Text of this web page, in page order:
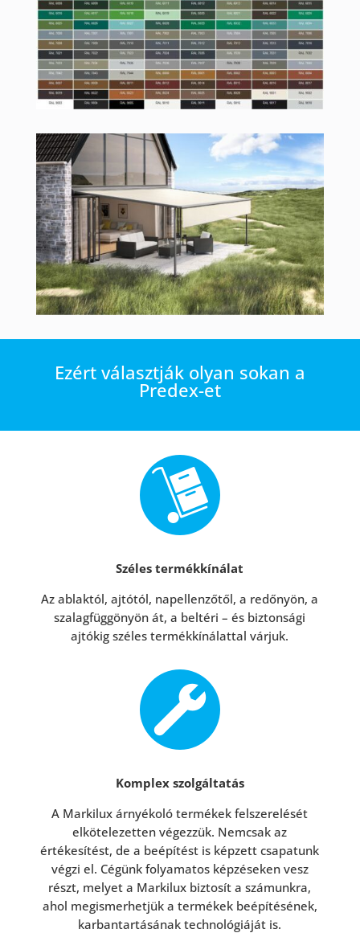
Ezért választják olyan sokan a
Predex-et
Széles termékkínálat
Az ablaktól, ajtótól, napellenzőtől, a redőnyön, a
szalagfüggönyön át, a beltéri – és biztonsági
ajtókig széles termékkínálattal várjuk.
Komplex szolgáltatás
A Markilux árnyékoló termékek felszerelését
elkötelezetten végezzük. Nemcsak az
értékesítést, de a beépítést is képzett csapatunk
végzi el. Cégünk folyamatos képzéseken vesz
részt, melyet a Markilux biztosít a számunkra,
ahol megismerhetjük a termékek beépítésének,
karbantartásának technológiáját is.